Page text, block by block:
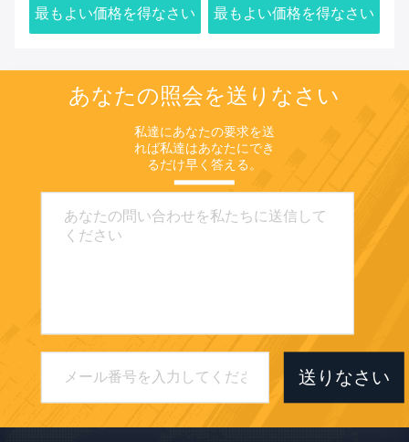
最もよい価格を得なさい
サポート
最もよい価格を得なさい
あなたの照会を送りなさい
私達にあなたの要求を送
れば私達はあなたにでき
るだけ早く答える。
送りなさい